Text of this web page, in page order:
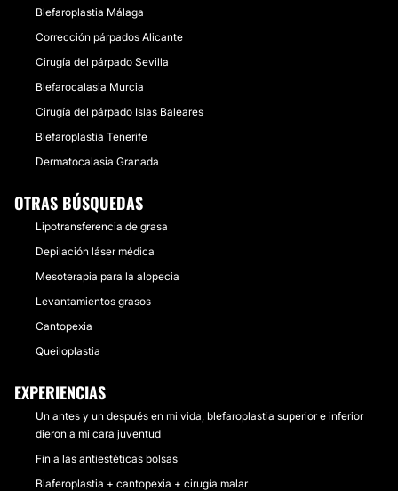
Blefaroplastia Málaga
Corrección párpados Alicante
Cirugía del párpado Sevilla
Blefarocalasia Murcia
Cirugía del párpado Islas Baleares
Blefaroplastia Tenerife
Dermatocalasia Granada
OTRAS BÚSQUEDAS
Lipotransferencia de grasa
Depilación láser médica
Mesoterapia para la alopecia
Levantamientos grasos
Cantopexia
Queiloplastia
EXPERIENCIAS
Un antes y un después en mi vida, blefaroplastia superior e inferior
dieron a mi cara juventud
Fin a las antiestéticas bolsas
Blaferoplastia + cantopexia + cirugía malar